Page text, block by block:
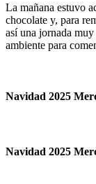
La mañana estuvo
chocolate y, para
así una jornada
ambiente para
Navidad 2025
Navidad 2025